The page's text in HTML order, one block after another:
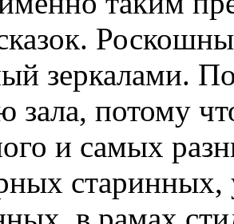
зеркалами.
зала, потому
и самых
старинных,